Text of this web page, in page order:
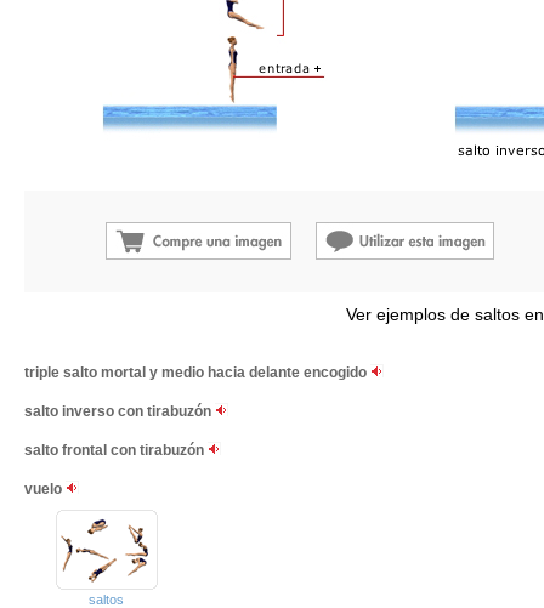
Ver ejemplos de saltos
triple salto mortal y medio hacia delante encogido
salto inverso con tirabuzón
salto frontal con tirabuzón
vuelo
saltos